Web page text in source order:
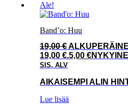
Ale!
Band’o: Huu
19,00€
19,00 €.5,00 €
SIS. ALV
AIKAISEMPI ALIN
Lue lisää